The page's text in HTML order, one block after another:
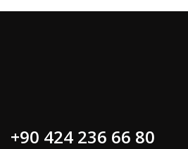
+90 424 236 66 80